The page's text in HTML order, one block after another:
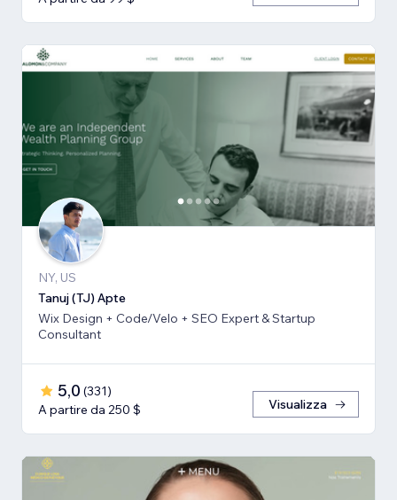
NY, US
Tanuj (TJ) Apte
Wix Design + Code/Velo + SEO Expert & Startup
Consultant
5,0 (331)
A partire da 250 $
Visualizza